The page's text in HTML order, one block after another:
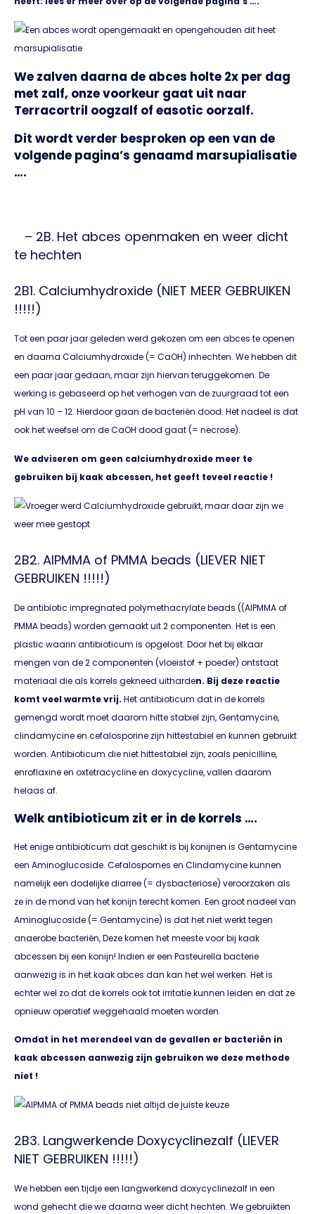
We zalven daarna de abces holte 2x per dag
met zalf, onze voorkeur gaat uit naar
Terracortril oogzalf of easotic oorzalf.
Dit wordt verder besproken op een van de
volgende pagina’s genaamd marsupialisatie
….
– 2B. Het abces openmaken en weer dicht
te hechten
2B1. Calciumhydroxide (NIET MEER GEBRUIKEN
!!!!!)
Tot een paar jaar geleden werd gekozen om een abces te openen
en daarna Calciumhydroxide (= CaOH) inhechten. We hebben dit
een paar jaar gedaan, maar zijn hiervan teruggekomen. De
werking is gebaseerd op het verhogen van de zuurgraad tot een
pH van 10 – 12. Hierdoor gaan de bacteriën dood. Het nadeel is dat
ook het weefsel om de CaOH dood gaat (= necrose).
We adviseren om geen calciumhydroxide meer te
gebruiken bij kaak abcessen, het geeft teveel reactie !
2B2. AIPMMA of PMMA beads (LIEVER NIET
GEBRUIKEN !!!!!)
De antibiotic impregnated polymethacrylate beads ((AIPMMA of
PMMA beads) worden gemaakt uit 2 componenten. Het is een
plastic waarin antibioticum is opgelost. Door het bij elkaar
mengen van de 2 componenten (vloeistof + poeder) ontstaat
materiaal die als korrels gekneed uitharden. Bij deze reactie
komt veel warmte vrij. Het antibioticum dat in de korrels
gemengd wordt moet daarom hitte stabiel zijn, Gentamycine,
clindamycine en cefalosporine zijn hittestabiel en kunnen gebruikt
worden. Antibioticum die niet hittestabiel zijn, zoals penicilline,
enroflaxine en oxtetracycline en doxycycline, vallen daarom
helaas af.
Welk antibioticum zit er in de korrels ….
Het enige antibioticum dat geschikt is bij konijnen is Gentamycine
een Aminoglucoside. Cefalospornes en Clindamycine kunnen
namelijk een dodelijke diarree (= dysbacteriose) veroorzaken als
ze in de mond van het konijn terecht komen. Een groot nadeel van
Aminoglucoside (= Gentamycine) is dat het niet werkt tegen
anaerobe bacteriën, Deze komen het meeste voor bij kaak
abcessen bij een konijn! Indien er een Pasteurella bacterie
aanwezig is in het kaak abces dan kan het wel werken. Het is
echter wel zo dat de korrels ook tot irritatie kunnen leiden en dat ze
opnieuw operatief weggehaald moeten worden.
Omdat in het merendeel van de gevallen er bacteriën in
kaak abcessen aanwezig zijn gebruiken we deze methode
niet !
2B3. Langwerkende Doxycyclinezalf (LIEVER
NIET GEBRUIKEN !!!!!)
We hebben een tijdje een langwerkend doxycyclinezalf in een
wond gehecht die we daarna weer dicht hechten. We gebruikten